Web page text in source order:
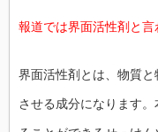
報道では界面活性剤と言
界面活性剤とは、物質
させる成分になります